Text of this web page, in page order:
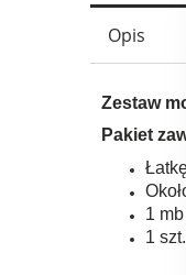
Opis
Zestaw
Pakiet
1
1